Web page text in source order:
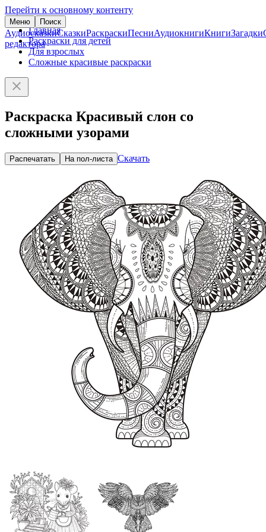
Перейти к основному контенту
Меню Поиск
АудиосказкиСказкиРаскраскиПесниАудиокнигиКнигиЗагадки
редактора
Главная
Раскраски для детей
Для взрослых
Сложные красивые раскраски
Раскраска Красивый слон со
сложными узорами
Распечатать На пол-листа Скачать